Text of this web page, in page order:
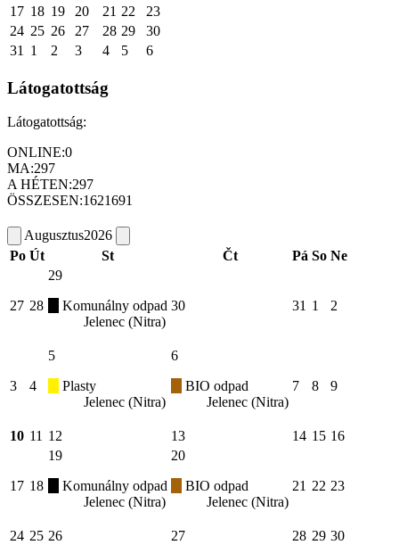
17 18 19 20 21 22
23
24 25 26 27 28 29
30
31
1 2 3 4 5 6
Látogatottság
Látogatottság:
ONLINE:0
MA:297
A HÉTEN:297
ÖSSZESEN:1621691
Augusztus2026
Po Út St Čt Pá So Ne
27 28
29
Komunálny odpad
Jelenec (Nitra)
30 31 1 2
3 4
5
Plasty
Jelenec (Nitra)
6
BIO odpad
Jelenec (Nitra)
7 8 9
10 11 12 13 14 15 16
17 18
19
Komunálny odpad
Jelenec (Nitra)
20
BIO odpad
Jelenec (Nitra)
21 22 23
24 25 26 27 28 29 30